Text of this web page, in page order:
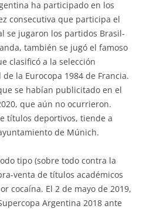
ha participado en los
consecutiva que participa el
se jugaron los partidos Brasil-
también se jugó el famoso
clasificó a la selección
la Eurocopa 1984 de Francia.
se habían publicitado en el
que aún no ocurrieron.
títulos deportivos, tiende a
de Múnich.
tipo (sobre todo contra la
venta de títulos académicos
cocaína. El 2 de mayo de 2019,
Argentina 2018 ante